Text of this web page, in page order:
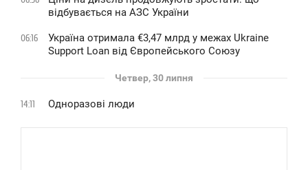
відбувається на АЗС України
06:16
Україна отримала €3,47 млрд у межах Ukraine
Support Loan від Європейського Союзу
Четвер, 30 липня
14:11 Одноразові люди